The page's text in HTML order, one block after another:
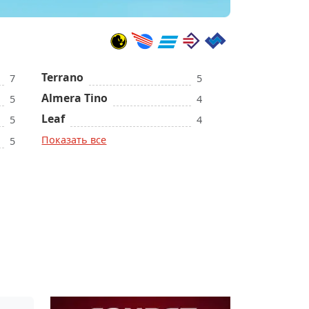
7
5
5
5
Terrano 5
Almera Tino 4
Leaf
4
Показать все